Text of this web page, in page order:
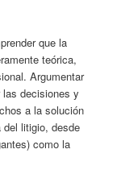
que la
teórica,
Argumentar
decisiones y
a la solución
litigio, desde
como la